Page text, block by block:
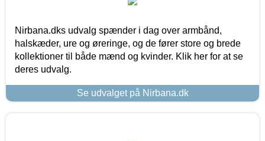
Nirbana.dks udvalg spænder i dag over armbånd,
halskæder, ure og øreringe, og de fører store og brede
kollektioner til både mænd og kvinder. Klik her for at se
deres udvalg.
Se udvalget på Nirbana.dk